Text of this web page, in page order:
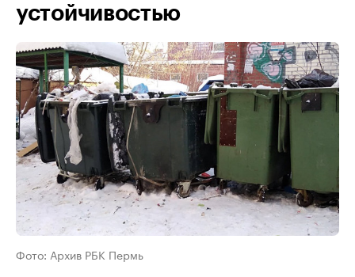
устойчивостью
Фото: Архив РБК Пермь